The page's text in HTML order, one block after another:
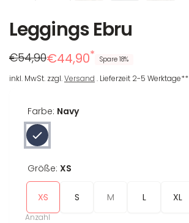
Leggings Ebru
Regulärer
Preis
€54,90
Reduzierter
Preis
€44,90* Spare 18%
inkl. MwSt. zzgl.Versand . Lieferzeit 2-5 Werktage**
Farbe: Navy
Größe: XS
XS S M L XL
Anzahl